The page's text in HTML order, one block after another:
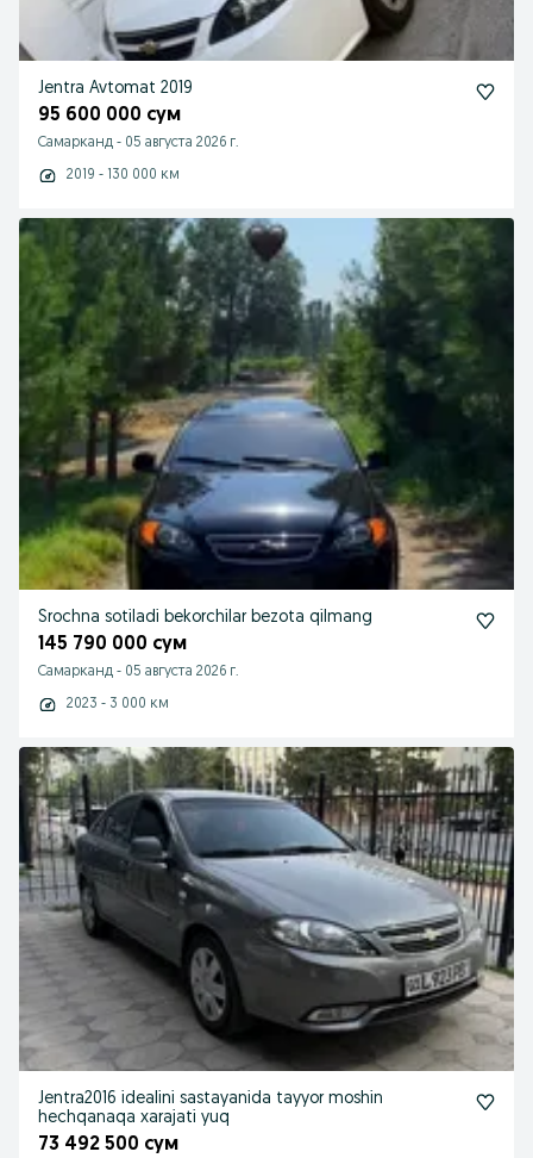
Jentra Avtomat 2019
95 600 000 сум
Самарканд - 05 августа 2026 г.
2019 - 130 000 км
Srochna sotiladi bekorchilar bezota qilmang
145 790 000 сум
Самарканд - 05 августа 2026 г.
2023 - 3 000 км
Jentra2016 idealini sastayanida tayyor moshin
hechqanaqa xarajati yuq
73 492 500 сум